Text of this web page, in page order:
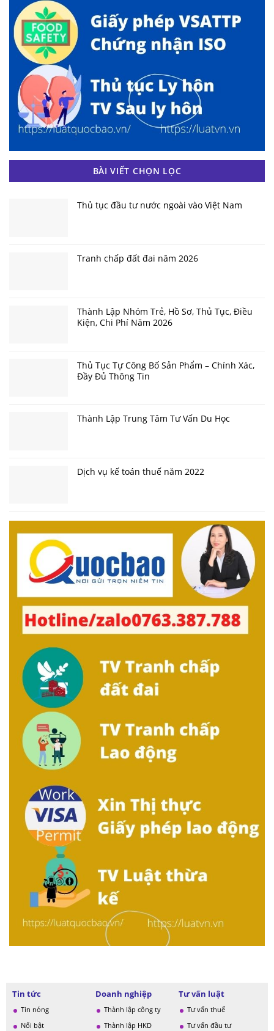
BÀI VIẾT CHỌN LỌC
Thủ tục đầu tư nước ngoài vào Việt Nam
Tranh chấp đất đai năm 2026
Thành Lập Nhóm Trẻ, Hồ Sơ, Thủ Tục, Điều
Kiện, Chi Phí Năm 2026
Thủ Tục Tự Công Bố Sản Phẩm – Chính Xác,
Đầy Đủ Thông Tin
Thành Lập Trung Tâm Tư Vấn Du Học
Dịch vụ kế toán thuế năm 2022
Tin tức
Tin nóng
Nổi bật
Doanh nghiệp
Thành lập công ty
Thành lập HKD
Tư vấn luật
Tư vấn thuế
Tư vấn đầu tư